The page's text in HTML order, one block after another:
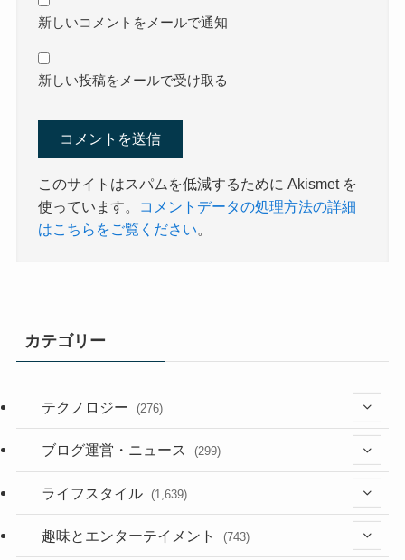
新しいコメントをメールで通知
新しい投稿をメールで受け取る
このサイトはスパムを低減するために Akismet を
使っています。
コメントデータの処理方法の詳細
はこちらをご覧ください。
カテゴリー
テクノロジー (276)
(36)
(187)
ブログ運営・ニュース (299)
(118)
(181)
ライフスタイル (1,639)
(394)
趣味とエンターテイメント (743)